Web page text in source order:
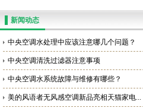
新闻动态
中央空调水处理中应该注意哪几个问题？
中央空调清洗过滤器注意事项
中央空调水系统故障与维修有哪些？
美的风语者无风感空调新品亮相天猫家电...